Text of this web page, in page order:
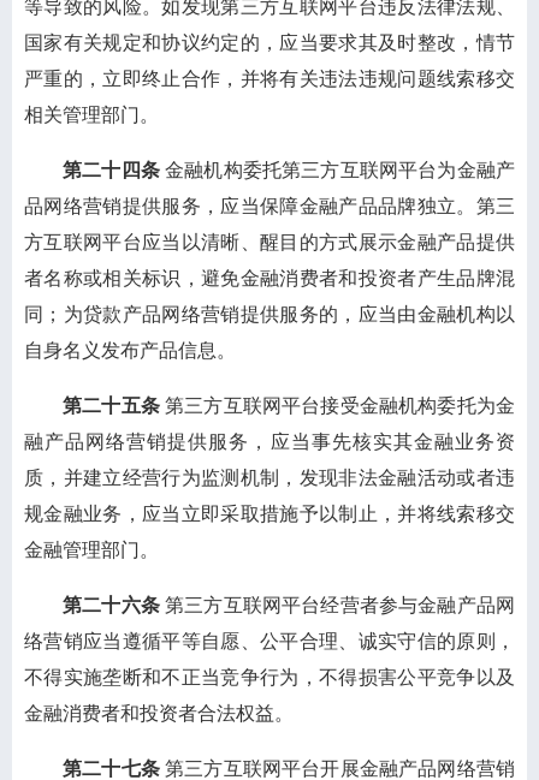
等导致的风险。如发现第三方互联网平台违反法律法规、
国家有关规定和协议约定的，应当要求其及时整改，情节
严重的，立即终止合作，并将有关违法违规问题线索移交
相关管理部门。
第二十四条金融机构委托第三方互联网平台为金融产
品网络营销提供服务，应当保障金融产品品牌独立。第三
方互联网平台应当以清晰、醒目的方式展示金融产品提供
者名称或相关标识，避免金融消费者和投资者产生品牌混
同；为贷款产品网络营销提供服务的，应当由金融机构以
自身名义发布产品信息。
第二十五条第三方互联网平台接受金融机构委托为金
融产品网络营销提供服务，应当事先核实其金融业务资
质，并建立经营行为监测机制，发现非法金融活动或者违
规金融业务，应当立即采取措施予以制止，并将线索移交
金融管理部门。
第二十六条第三方互联网平台经营者参与金融产品网
络营销应当遵循平等自愿、公平合理、诚实守信的原则，
不得实施垄断和不正当竞争行为，不得损害公平竞争以及
金融消费者和投资者合法权益。
第二十七条第三方互联网平台开展金融产品网络营销